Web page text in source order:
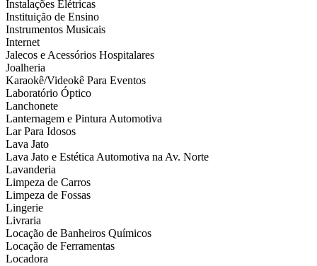
Instalações Elétricas
Instituição de Ensino
Instrumentos Musicais
Internet
Jalecos e Acessórios Hospitalares
Joalheria
Karaokê/Videokê Para Eventos
Laboratório Óptico
Lanchonete
Lanternagem e Pintura Automotiva
Lar Para Idosos
Lava Jato
Lava Jato e Estética Automotiva na Av. Norte
Lavanderia
Limpeza de Carros
Limpeza de Fossas
Lingerie
Livraria
Locação de Banheiros Químicos
Locação de Ferramentas
Locadora